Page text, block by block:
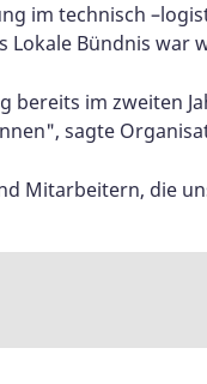
im technisch
Lokale Bündnis
bereits im zweiten
sagte
Mitarbeitern, die